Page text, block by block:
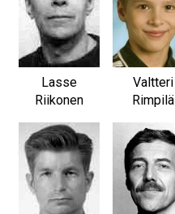
Lasse
Riikonen
Valtteri
Rimpilä